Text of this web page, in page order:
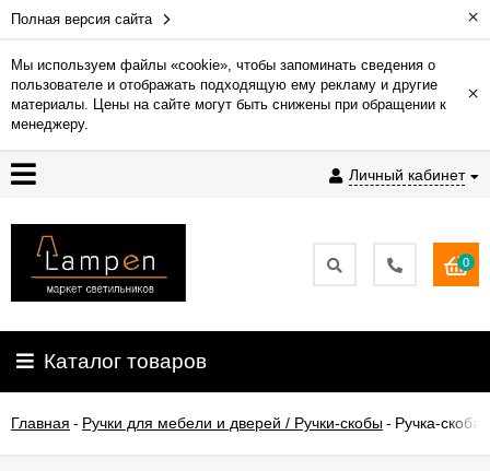
Полная версия сайта ×
Мы используем файлы «cookie», чтобы запоминать сведения о
пользователе и отображать подходящую ему рекламу и другие
материалы. Цены на сайте могут быть снижены при обращении к
менеджеру.
×
Личный кабинет
Гарантия
Доставка
и
Контакты
освещения
О
0
Каталог товаров
Главная - Ручки для мебели и дверей / Ручки-скобы- Ручка-скоба